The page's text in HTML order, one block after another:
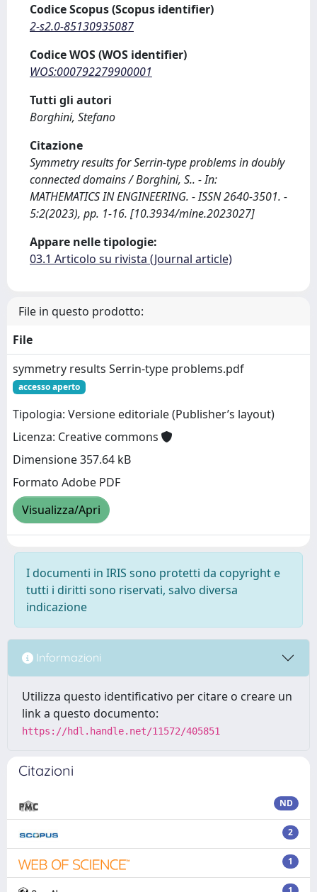
Codice Scopus (Scopus identifier)
2-s2.0-85130935087
Codice WOS (WOS identifier)
WOS:000792279900001
Tutti gli autori
Borghini, Stefano
Citazione
Symmetry results for Serrin-type problems in doubly
connected domains / Borghini, S.. - In:
MATHEMATICS IN ENGINEERING. - ISSN 2640-3501. -
5:2(2023), pp. 1-16. [10.3934/mine.2023027]
Appare nelle tipologie:
03.1 Articolo su rivista (Journal article)
File in questo prodotto:
File
symmetry results Serrin-type problems.pdf
accesso aperto
Tipologia: Versione editoriale (Publisher’s layout)
Licenza: Creative commons
Dimensione 357.64 kB
Formato Adobe PDF
Visualizza/Apri
I documenti in IRIS sono protetti da copyright e
tutti i diritti sono riservati, salvo diversa
indicazione
Informazioni
Utilizza questo identificativo per citare o creare un
link a questo documento:
https://hdl.handle.net/11572/405851
Citazioni
ND
2
1